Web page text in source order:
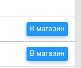
В магазин
В магазин